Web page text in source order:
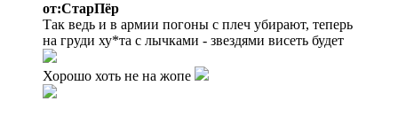
от:СтарПёр
Так ведь и в армии погоны с плеч убирают, теперь
на груди ху*та с лычками - звездями висеть будет
Хорошо хоть не на жопе